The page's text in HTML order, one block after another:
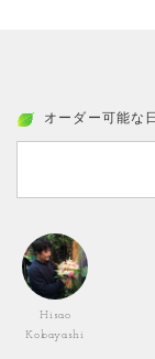
オーダー可能な
Hisao
Kobayashi